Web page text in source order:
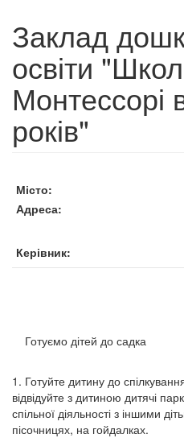
Заклад
освіти
Монтессорі
років"
Місто
Адреса
Керівник
Готуємо дітей до садка
1. Готуйте дитину до
відвідуйте з дитиною дитячі
спільної діяльності з іншими
пісочницях, на гойдалках.